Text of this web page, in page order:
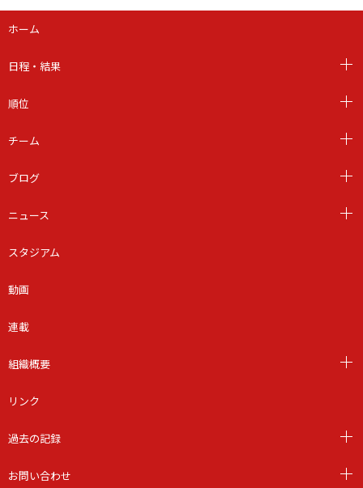
ホーム
日程・結果
順位
チーム
ブログ
ニュース
スタジアム
動画
連載
組織概要
リンク
過去の記録
お問い合わせ